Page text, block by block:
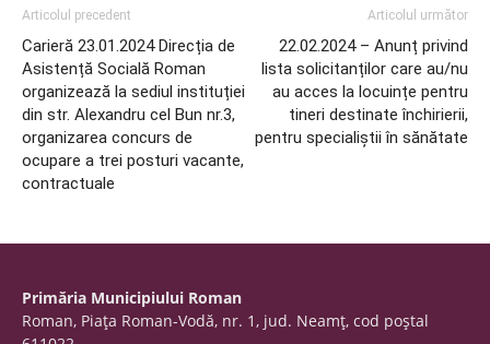
Articolul precedent
Carieră 23.01.2024 Direcția de
Asistență Socială Roman
organizează la sediul instituției
din str. Alexandru cel Bun nr.3,
organizarea concurs de
ocupare a trei posturi vacante,
contractuale
Articolul următor
22.02.2024 – Anunț privind
lista solicitanților care au/nu
au acces la locuințe pentru
tineri destinate închirierii,
pentru specialiștii în sănătate
Primăria Municipiului Roman
Roman, Piaţa Roman-Vodă, nr. 1, jud. Neamţ, cod poştal